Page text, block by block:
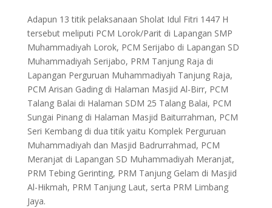
Adapun 13 titik pelaksanaan Sholat Idul Fitri 1447 H
tersebut meliputi PCM Lorok/Parit di Lapangan SMP
Muhammadiyah Lorok, PCM Serijabo di Lapangan SD
Muhammadiyah Serijabo, PRM Tanjung Raja di
Lapangan Perguruan Muhammadiyah Tanjung Raja,
PCM Arisan Gading di Halaman Masjid Al-Birr, PCM
Talang Balai di Halaman SDM 25 Talang Balai, PCM
Sungai Pinang di Halaman Masjid Baiturrahman, PCM
Seri Kembang di dua titik yaitu Komplek Perguruan
Muhammadiyah dan Masjid Badrurrahmad, PCM
Meranjat di Lapangan SD Muhammadiyah Meranjat,
PRM Tebing Gerinting, PRM Tanjung Gelam di Masjid
Al-Hikmah, PRM Tanjung Laut, serta PRM Limbang
Jaya.